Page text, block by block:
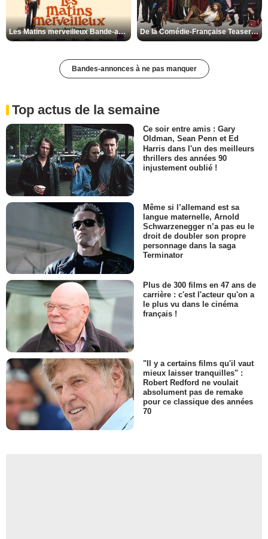
Les Matins merveilleux Bande-annonce VF De la Comédie-Française Teaser VF
Bandes-annonces à ne pas manquer
Top actus de la semaine
Ce soir entre amis : Gary
Oldman, Sean Penn et Ed
Harris dans l'un des meilleurs
thrillers des années 90
injustement oublié !
Même si l’allemand est sa
langue maternelle, Arnold
Schwarzenegger n’a pas eu le
droit de doubler son propre
personnage dans la saga
Terminator
Plus de 300 films en 47 ans de
carrière : c'est l'acteur qu'on a
le plus vu dans le cinéma
français !
"Il y a certains films qu'il vaut
mieux laisser tranquilles" :
Robert Redford ne voulait
absolument pas de remake
pour ce classique des années
70